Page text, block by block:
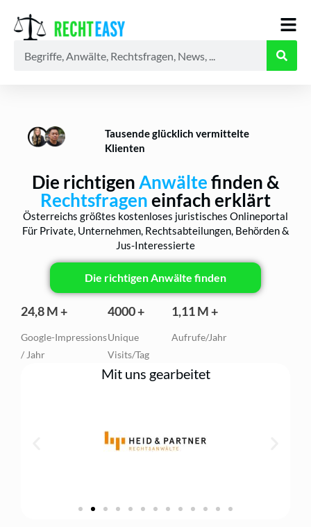
Tausende glücklich vermittelte
Klienten
Die richtigenAnwältefinden &
Rechtsfrageneinfach erklärt
Österreichs größtes kostenloses juristisches Onlineportal
Für Private, Unternehmen, Rechtsabteilungen, Behörden &
Jus-Interessierte
Die richtigen Anwälte finden
24,8 M +
Google-Impressions
/ Jahr
4000 +
Unique
Visits/Tag
1,11 M +
Aufrufe/Jahr
Mit uns gearbeitet